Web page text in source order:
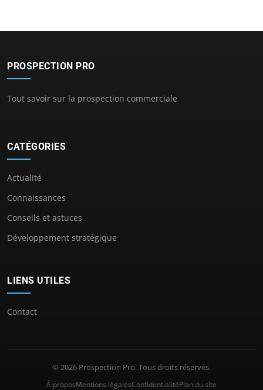
PROSPECTION PRO
Tout savoir sur la prospection commerciale
CATÉGORIES
Actualité
Connaissances
Conseils et astuces
Développement stratégique
LIENS UTILES
Contact
© 2026 Prospection Pro. Tous droits réservés.
À proposMentions légalesConfidentialitéPlan du site